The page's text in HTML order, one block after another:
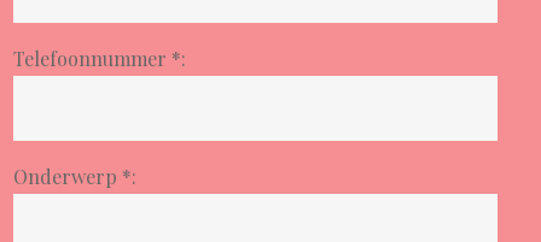
Telefoonnummer *:
Onderwerp *: